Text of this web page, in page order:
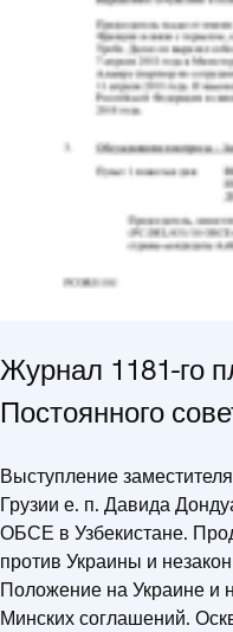
Журнал 1181-го
Постоянного
Выступление
Грузии е. п. Давида
ОБСЕ в Узбекистане.
против Украины и
Положение на Украине и
Минских соглашений.